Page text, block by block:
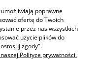
Warszawa
670
poprawne
ofertę do Twoich
przez nas wszystkich
użycie plików do
zgody".
Polityce prywatności.